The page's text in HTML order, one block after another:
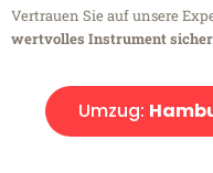
Vertrauen Sie auf unsere
wertvolles Instrument sicher
Umzug: